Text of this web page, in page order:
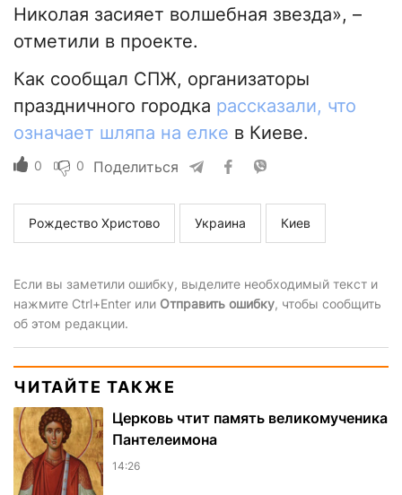
Николая засияет волшебная звезда», –
отметили в проекте.
Как сообщал СПЖ, организаторы
праздничного городка рассказали, что
означает шляпа на елке в Киеве.
0 0 Поделиться
Рождество Христово Украина Киев
Если вы заметили ошибку, выделите необходимый текст и
нажмите Ctrl+Enter или Отправить ошибку, чтобы сообщить
об этом редакции.
ЧИТАЙТЕ ТАКЖЕ
Церковь чтит память великомученика
Пантелеимона
14:26